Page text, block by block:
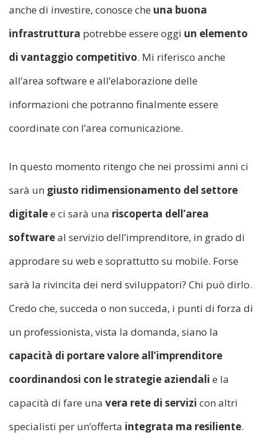
anche di investire, conosce che una buona
infrastruttura potrebbe essere oggi un elemento
di vantaggio competitivo. Mi riferisco anche
all’area software e all’elaborazione delle
informazioni che potranno finalmente essere
coordinate con l’area comunicazione.
In questo momento ritengo che nei prossimi anni ci
sarà un giusto ridimensionamento del settore
digitalee ci sarà una riscoperta dell’area
softwareal servizio dell’imprenditore, in grado di
approdare su web e soprattutto su mobile. Forse
sarà la rivincita dei nerd sviluppatori? Chi può dirlo.
Credo che, succeda o non succeda, i punti di forza di
un professionista, vista la domanda, siano la
capacità di portare valore all’imprenditore
coordinandosi con le strategie aziendali e la
capacità di fare una vera rete di servizi con altri
specialisti per un’offerta integrata ma resiliente.